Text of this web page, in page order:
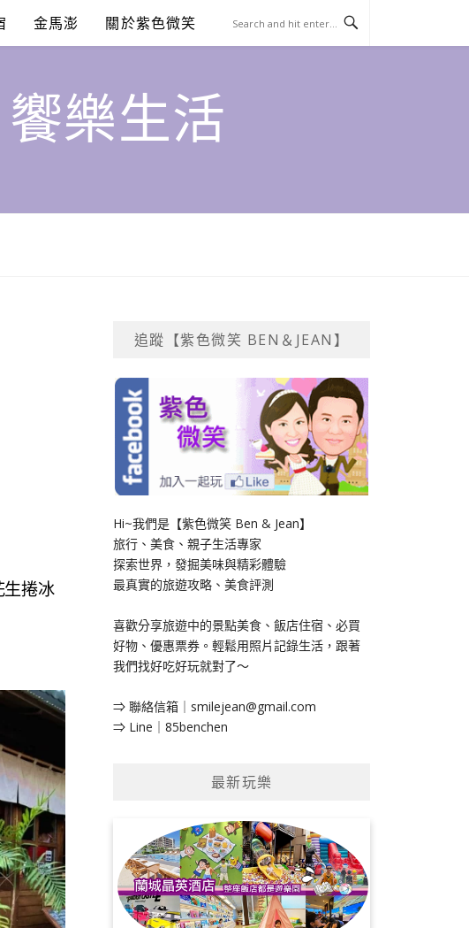
金馬澎 關於紫色微笑
樂生活
生捲冰
追蹤【紫色微笑 BEN＆JEAN】
Hi~我們是【紫色微笑 Ben & Jean】
旅行、美食、親子生活專家
探索世界，發掘美味與精彩體驗
最真實的旅遊攻略、美食評測
喜歡分享旅遊中的景點美食、飯店住宿、必買
好物、優惠票券。輕鬆用照片記錄生活，跟著
我們找好吃好玩就對了～
⇒ 聯絡信箱｜ smilejean@gmail.com
⇒ Line｜85benchen
最新玩樂